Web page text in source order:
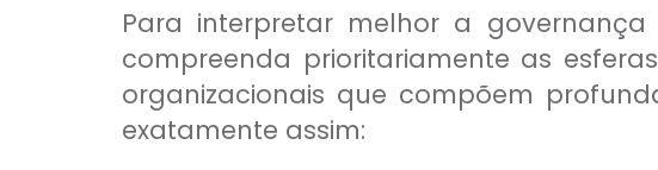
Para interpretar melhor a
compreenda prioritariamente as
organizacionais que compõem
exatamente assim: